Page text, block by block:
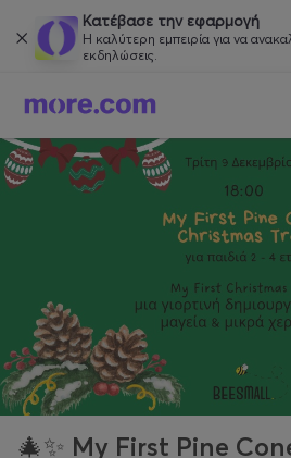
Κατέβασε την εφαρμογή
Η καλύτερη εμπειρία για να
εκδηλώσεις.
🎄✨ My First Pine